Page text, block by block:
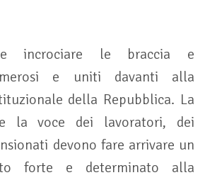
incrociare le braccia e
e uniti davanti alla
della Repubblica. La
e la voce dei lavoratori, dei
devono fare arrivare un
forte e determinato alla